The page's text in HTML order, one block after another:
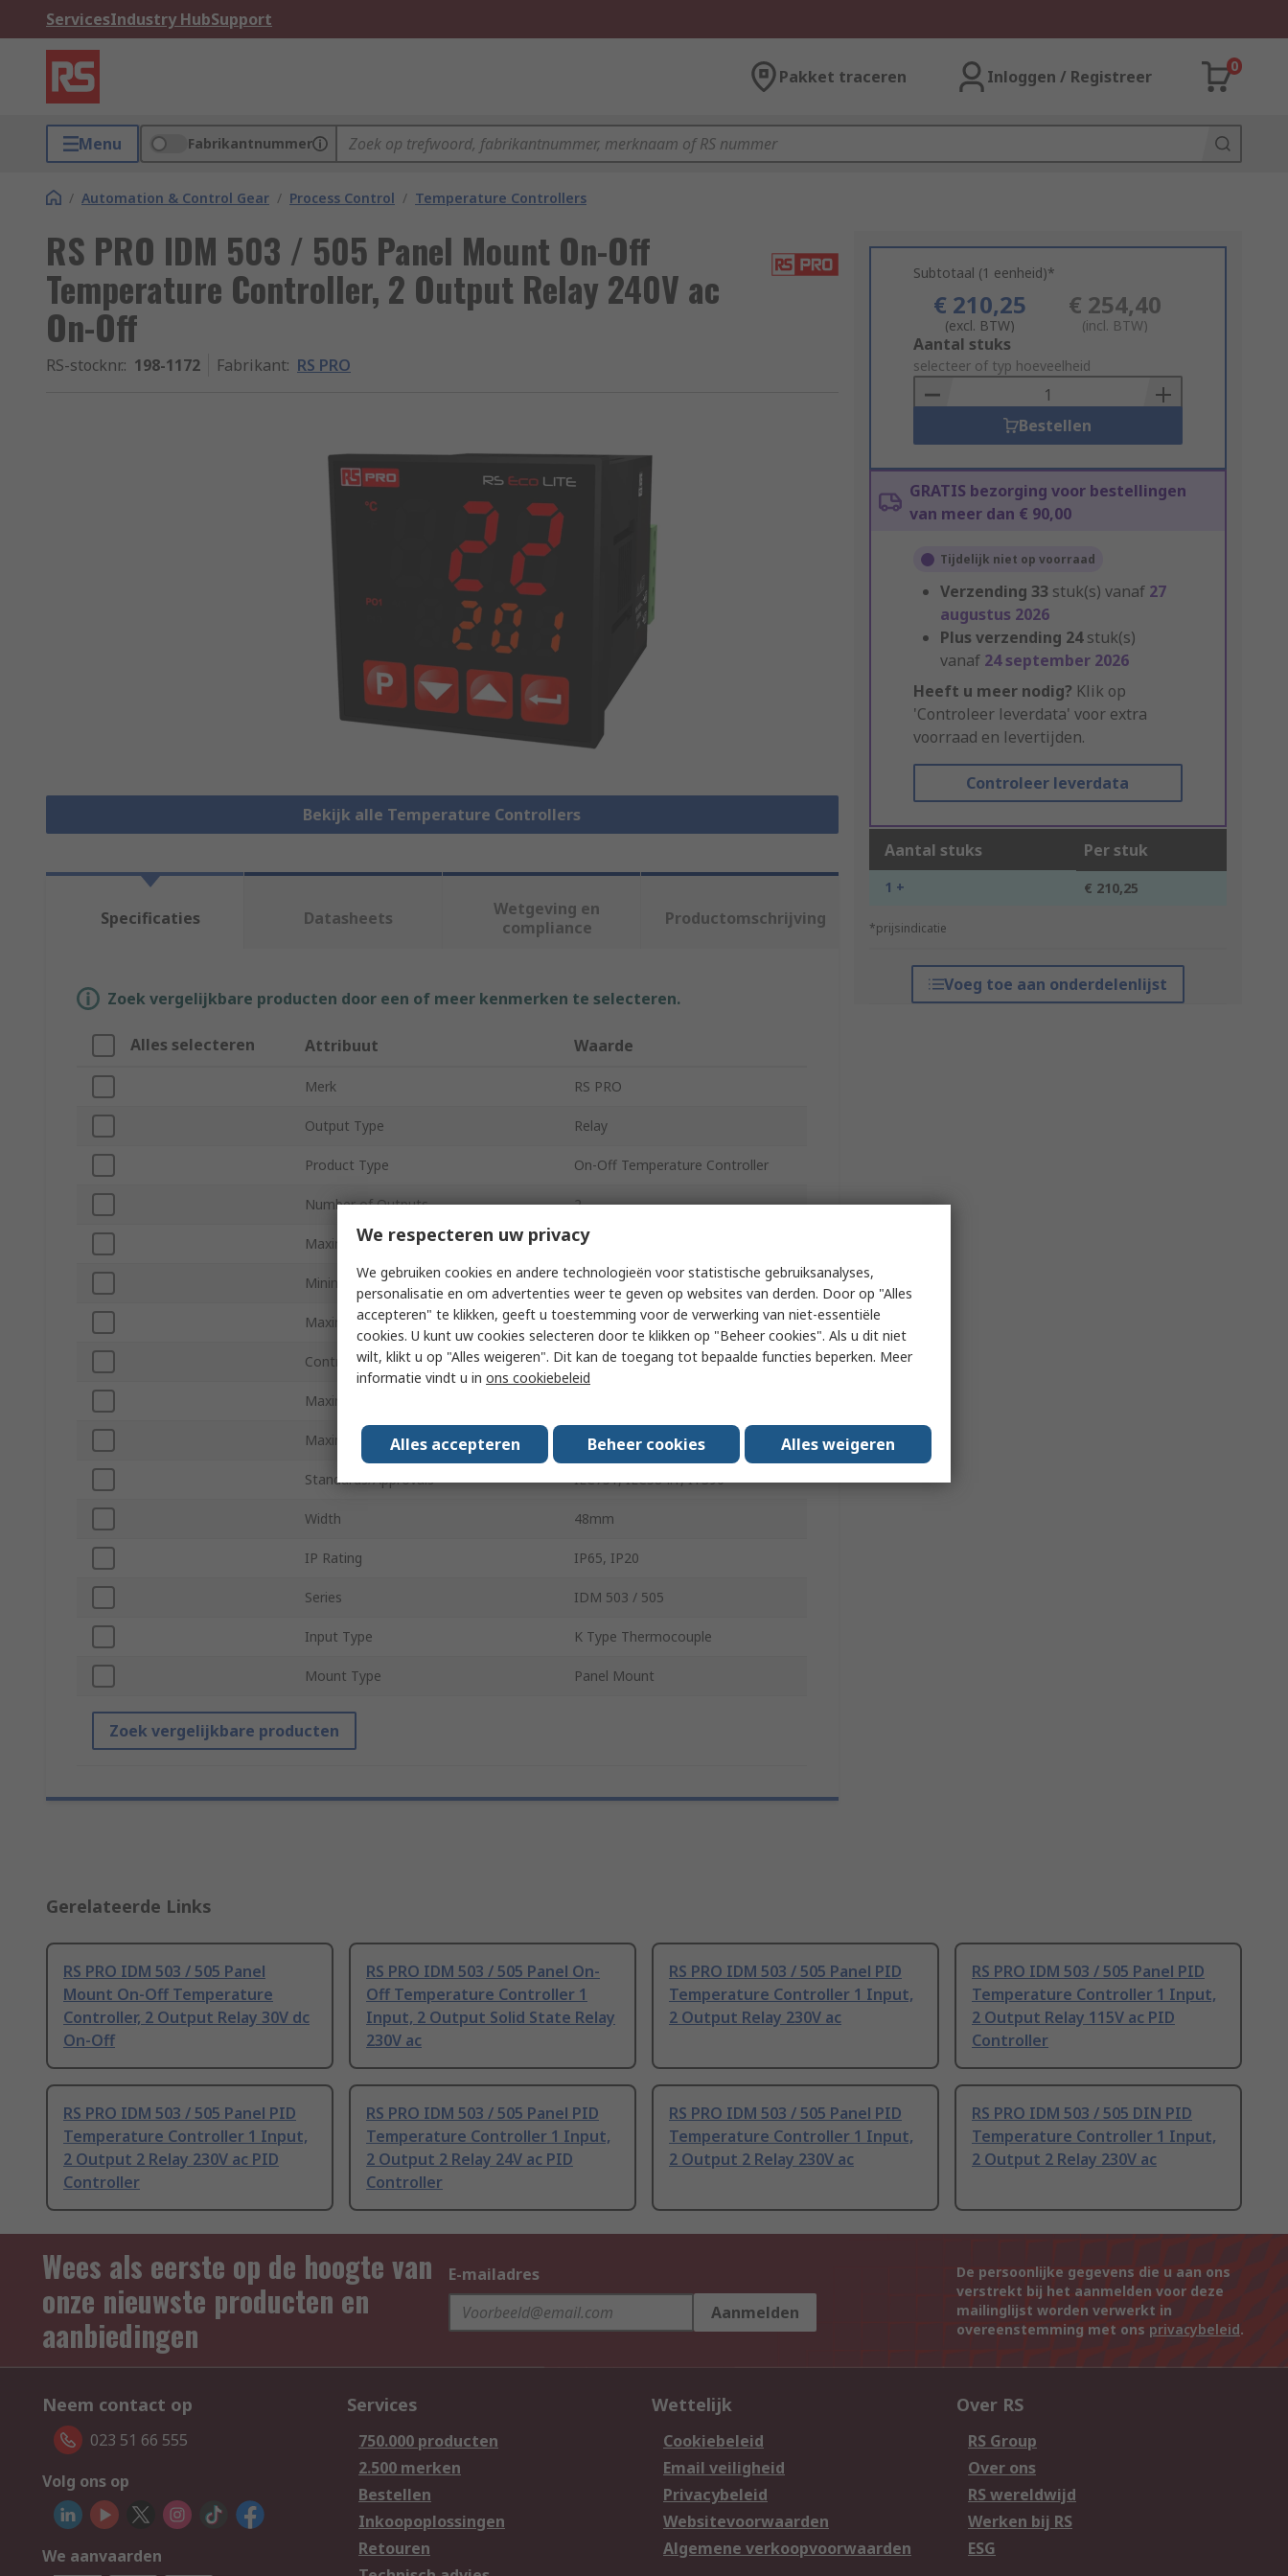
ServicesIndustry HubSupport
Pakket traceren Inloggen / Registreer
0
Menu Fabrikantnummer
/ Automation & Control Gear / Process Control / Temperature Controllers
RS PRO IDM 503 / 505 Panel Mount On-Off
Temperature Controller, 2 Output Relay 240V ac
On-Off
RS-stocknr.: 198-1172 Fabrikant: RS PRO
Bekijk alle Temperature Controllers
Subtotaal (1 eenheid)*
€ 210,25
(excl. BTW)
€ 254,40
(incl. BTW)
Add
to
Basket
Aantal stuks
selecteer of typ hoeveelheid
Bestellen
GRATIS bezorging voor bestellingen
van meer dan € 90,00
Tijdelijk niet op voorraad
Verzending 33 stuk(s) vanaf 27
augustus 2026
Plus verzending 24stuk(s)
vanaf 24 september 2026
Heeft u meer nodig? Klik op
'Controleer leverdata' voor extra
voorraad en levertijden.
Controleer leverdata
Aantal stuks Per stuk
1 + € 210,25
*prijsindicatie
Voeg toe aan onderdelenlijst
Specificaties Datasheets
Wetgeving en
compliance
Productomschrijving
Zoek vergelijkbare producten door een of meer kenmerken te selecteren.
Alles selecteren Attribuut Waarde
Merk RS PRO
Output Type Relay
Product Type On-Off Temperature Controller
Number of Outputs 2
Maximum Current 5A
Minimum Operating Temperature 0°C
Maximum Operating Temperature 50°C
Control Type On-Off
Maximum Supply Voltage
Maximum Voltage 250V
Standards/Approvals IEC751, IEC584.1, ITS90
Width 48mm
IP Rating IP65, IP20
Series IDM 503 / 505
Input Type K Type Thermocouple
Mount Type Panel Mount
Zoek vergelijkbare producten
Gerelateerde Links
RS PRO IDM 503 / 505 Panel
Mount On-Off Temperature
Controller, 2 Output Relay 30V dc
On-Off
RS PRO IDM 503 / 505 Panel On-
Off Temperature Controller 1
Input, 2 Output Solid State Relay
230V ac
RS PRO IDM 503 / 505 Panel PID
Temperature Controller 1 Input,
2 Output Relay 230V ac
RS PRO IDM 503 / 505 Panel PID
Temperature Controller 1 Input,
2 Output Relay 115V ac PID
Controller
RS PRO IDM 503 / 505 Panel PID
Temperature Controller 1 Input,
2 Output 2 Relay 230V ac PID
Controller
RS PRO IDM 503 / 505 Panel PID
Temperature Controller 1 Input,
2 Output 2 Relay 24V ac PID
Controller
RS PRO IDM 503 / 505 Panel PID
Temperature Controller 1 Input,
2 Output 2 Relay 230V ac
RS PRO IDM 503 / 505 DIN PID
Temperature Controller 1 Input,
2 Output 2 Relay 230V ac
Wees als eerste op de hoogte van
onze nieuwste producten en
aanbiedingen
E-mailadres
Aanmelden
De persoonlijke gegevens die u aan ons
verstrekt bij het aanmelden voor deze
mailinglijst worden verwerkt in
overeenstemming met ons privacybeleid.
Neem contact op
023 51 66 555
Volg ons op
We aanvaarden
Services
750.000 producten
2.500 merken
Bestellen
Inkoopoplossingen
Retouren
Wettelijk
Cookiebeleid
Email veiligheid
Privacybeleid
Websitevoorwaarden
Algemene verkoopvoorwaarden
Over RS
RS Group
Over ons
RS wereldwijd
Werken bij RS
ESG
We respecteren uw privacy
We gebruiken cookies en andere technologieën voor statistische gebruiksanalyses,
personalisatie en om advertenties weer te geven op websites van derden. Door op "Alles
accepteren" te klikken, geeft u toestemming voor de verwerking van niet-essentiële
cookies. U kunt uw cookies selecteren door te klikken op "Beheer cookies". Als u dit niet
wilt, klikt u op "Alles weigeren". Dit kan de toegang tot bepaalde functies beperken. Meer
informatie vindt u in ons cookiebeleid
Alles accepteren Beheer cookies Alles weigeren